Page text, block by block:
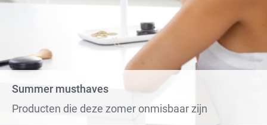
Summer musthaves
Producten die deze zomer onmisbaar zijn